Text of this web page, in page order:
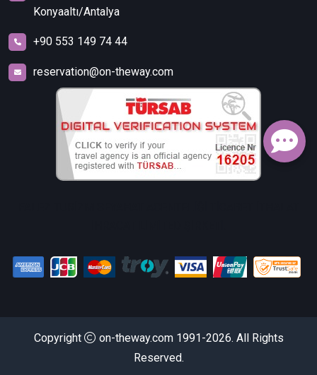
Konyaaltı/Antalya
+90 553 149 74 44
reservation@on-theway.com
Copyright
on-theway.com 1991-2026. All Rights
Reserved.